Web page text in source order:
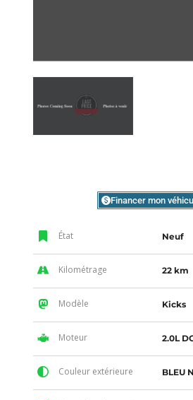
Financer mon
État Neuf
Kilométrage 22 km
Modèle Kicks
Moteur 2.0L
Couleur extérieure BLEU